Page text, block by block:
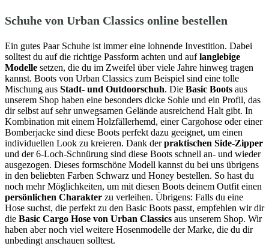
Schuhe von Urban Classics online bestellen
Ein gutes Paar Schuhe ist immer eine lohnende Investition. Dabei
solltest du auf die richtige Passform achten und auflanglebige
Modelle setzen, die du im Zweifel über viele Jahre hinweg tragen
kannst. Boots von Urban Classics zum Beispiel sind eine tolle
Mischung aus Stadt- und Outdoorschuh. Die Basic Boots aus
unserem Shop haben eine besonders dicke Sohle und ein Profil, das
dir selbst auf sehr unwegsamen Gelände ausreichend Halt gibt. In
Kombination mit einem Holzfällerhemd, einer Cargohose oder einer
Bomberjacke sind diese Boots perfekt dazu geeignet, um einen
individuellen Look zu kreieren. Dank derpraktischen Side-Zipper
und der 6-Loch-Schnürung sind diese Boots schnell an- und wieder
ausgezogen. Dieses formschöne Modell kannst du bei uns übrigens
in den beliebten Farben Schwarz und Honey bestellen. So hast du
noch mehr Möglichkeiten, um mit diesen Boots deinem Outfit einen
persönlichen Charakter zu verleihen. Übrigens: Falls du eine
Hose suchst, die perfekt zu den Basic Boots passt, empfehlen wir dir
die Basic Cargo Hose von Urban Classics aus unserem Shop. Wir
haben aber noch viel weitere Hosenmodelle der Marke, die du dir
unbedingt anschauen solltest.